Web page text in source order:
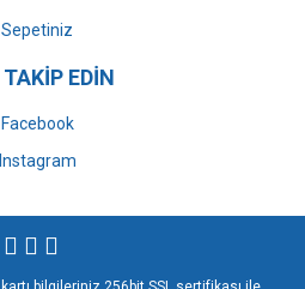
Sepetiniz
EDİN
Facebook
Instagram